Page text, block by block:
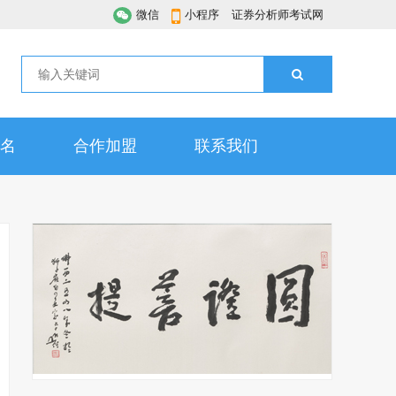
微信 小程序 证券分析师考试网
合作加盟 联系我们